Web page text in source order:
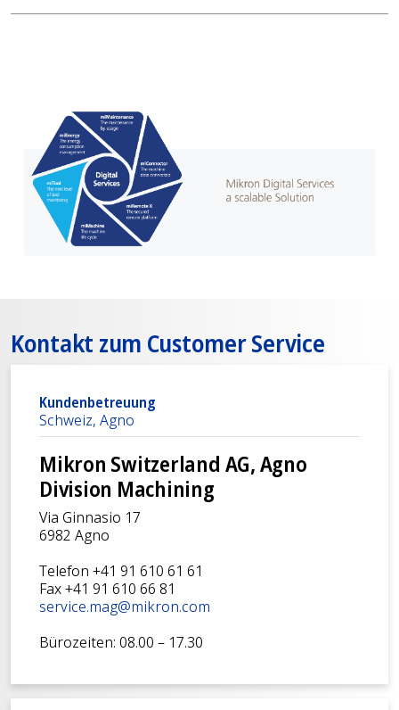
Kontakt zum Customer Service
Kundenbetreuung
Schweiz, Agno
Mikron Switzerland AG, Agno
Division Machining
Via Ginnasio 17
6982 Agno
Telefon +41 91 610 61 61
Fax +41 91 610 66 81
service.mag@mikron.com
Bürozeiten: 08.00 – 17.30